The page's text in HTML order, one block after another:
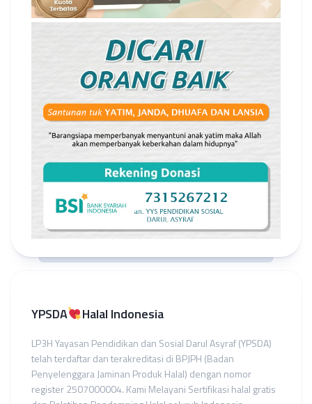
YPSDA Halal Indonesia
LP3H Yayasan Pendidikan dan Sosial Darul Asyraf (YPSDA)
telah terdaftar dan terakreditasi di BPJPH (Badan
Penyelenggara Jaminan Produk Halal) dengan nomor
register 2507000004. Kami Melayani Sertifikasi halal gratis